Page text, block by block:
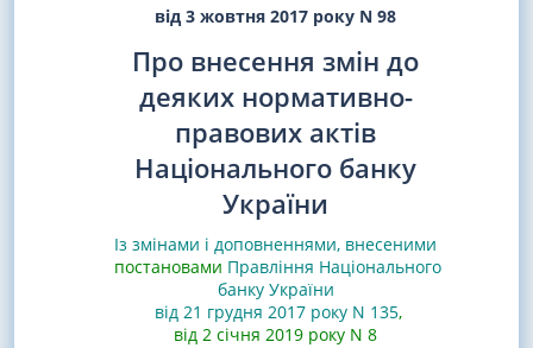
від 3 жовтня 2017 року N 98
Про внесення змін до
деяких нормативно-
правових актів
Національного банку
України
Із змінами і доповненнями, внесеними
постановами Правління Національного
банку України
від 21 грудня 2017 року N 135,
від 2 січня 2019 року N 8